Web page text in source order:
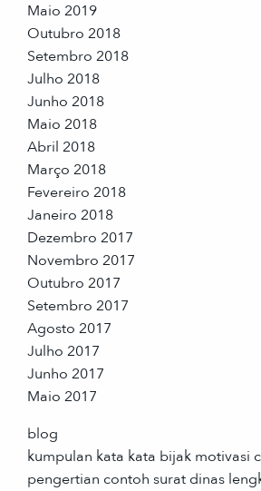
Maio 2019
Outubro 2018
Setembro 2018
Julho 2018
Junho 2018
Maio 2018
Abril 2018
Março 2018
Fevereiro 2018
Janeiro 2018
Dezembro 2017
Novembro 2017
Outubro 2017
Setembro 2017
Agosto 2017
Julho 2017
Junho 2017
Maio 2017
blog
kumpulan kata kata bijak motivasi
pengertian contoh surat dinas